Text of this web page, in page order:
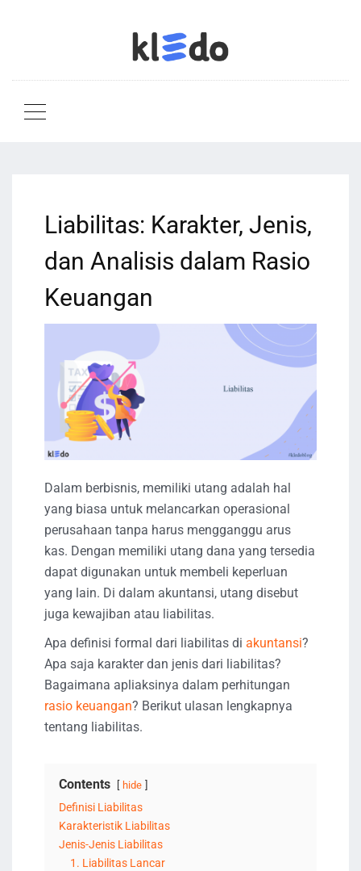
Liabilitas: Karakter, Jenis,
dan Analisis dalam Rasio
Keuangan
Dalam berbisnis, memiliki utang adalah hal
yang biasa untuk melancarkan operasional
perusahaan tanpa harus mengganggu arus
kas. Dengan memiliki utang dana yang tersedia
dapat digunakan untuk membeli keperluan
yang lain. Di dalam akuntansi, utang disebut
juga kewajiban atau liabilitas.
Apa definisi formal dari liabilitas di akuntansi?
Apa saja karakter dan jenis dari liabilitas?
Bagaimana apliaksinya dalam perhitungan
rasio keuangan? Berikut ulasan lengkapnya
tentang liabilitas.
Contents hide
Definisi Liabilitas
Karakteristik Liabilitas
Jenis-Jenis Liabilitas
1. Liabilitas Lancar